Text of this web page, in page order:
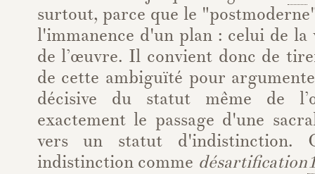
surtout, parce que le
l'immanence d'un plan : celui de
de l’œuvre. Il convient donc de
de cette ambiguïté pour
décisive du statut même de
exactement le passage d'une
vers un statut d'indistinction.
indistinction comme désartification